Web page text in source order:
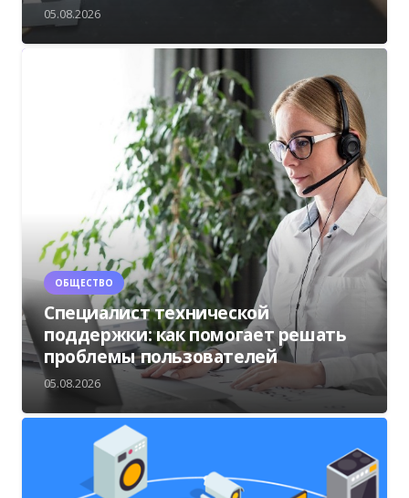
05.08.2026
ОБЩЕСТВО
Специалист технической
поддержки: как помогает решать
проблемы пользователей
05.08.2026